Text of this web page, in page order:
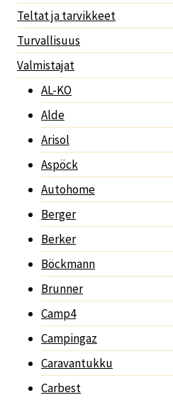
Teltat ja tarvikkeet
Turvallisuus
Valmistajat
AL-KO
Alde
Arisol
Aspöck
Autohome
Berger
Berker
Böckmann
Brunner
Camp4
Campingaz
Caravantukku
Carbest